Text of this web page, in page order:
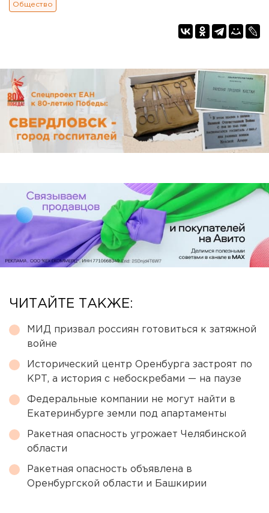
Общество
ЧИТАЙТЕ ТАКЖЕ:
МИД призвал россиян готовиться к затяжной
войне
Исторический центр Оренбурга застроят по
КРТ, а история с небоскребами — на паузе
Федеральные компании не могут найти в
Екатеринбурге земли под апартаменты
Ракетная опасность угрожает Челябинской
области
Ракетная опасность объявлена в
Оренбургской области и Башкирии